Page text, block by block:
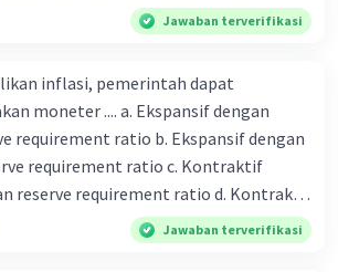
beras kemasan 25 kg adalah 50
beras kemasan 50 kg adalah 150
berat beras kemasan 25 kg dan 50 kg
3. 9. Berdasarkan teks tersebut, jika
karung kecil adalah Rp7.500 dan karung
biaya angkut semua beras yang
Vina? A. Rp2.540.000 C. Rp2.312.000 B.
Jawaban terverifikasi
inflasi, pemerintah dapat
moneter .... a. Ekspansif dengan
requirement ratio b. Ekspansif dengan
requirement ratio c. Kontraktif
reserve requirement ratio d. Kontraktif
reserve requirement ratio e.
tingkat diskonto Bila Bank
Jawaban terverifikasi